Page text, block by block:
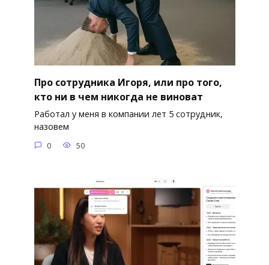
Про сотрудника Игоря, или про того,
кто ни в чем никогда не виноват
Работал у меня в компании лет 5 сотрудник,
назовем
0 50